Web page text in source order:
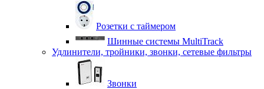
Розетки с таймером
Шинные системы MultiTrack
Удлинители, тройники, звонки, сетевые фильтры
Звонки